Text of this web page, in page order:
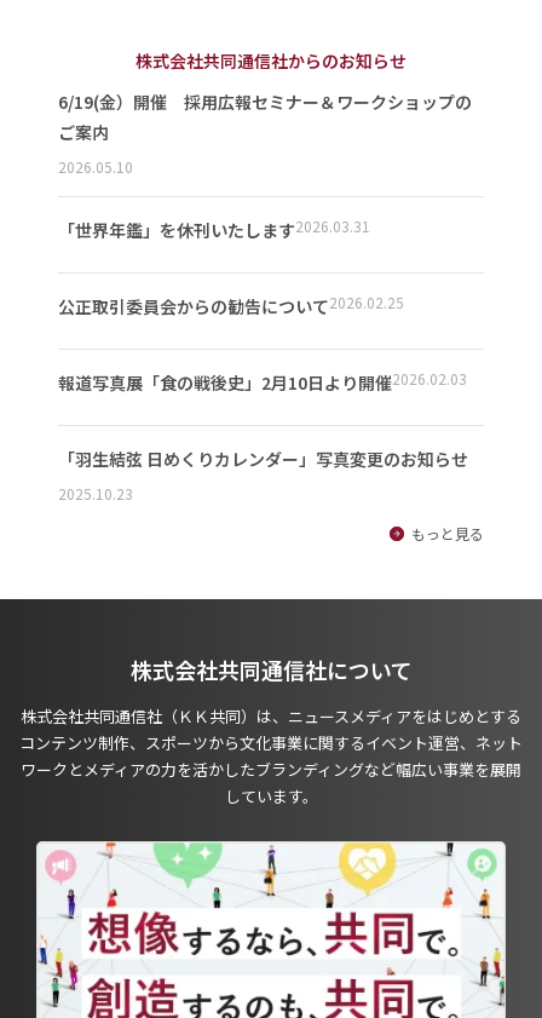
株式会社共同通信社からのお知らせ
6/19(金）開催 採用広報セミナー＆ワークショップの
ご案内
2026.05.10
「世界年鑑」を休刊いたします2026.03.31
公正取引委員会からの勧告について2026.02.25
報道写真展「食の戦後史」2月10日より開催2026.02.03
「羽生結弦 日めくりカレンダー」写真変更のお知らせ
2025.10.23
もっと見る
株式会社共同通信社について
株式会社共同通信社（ＫＫ共同）は、ニュースメディアをはじめとする
コンテンツ制作、スポーツから文化事業に関するイベント運営、ネット
ワークとメディアの力を活かしたブランディングなど幅広い事業を展開
しています。